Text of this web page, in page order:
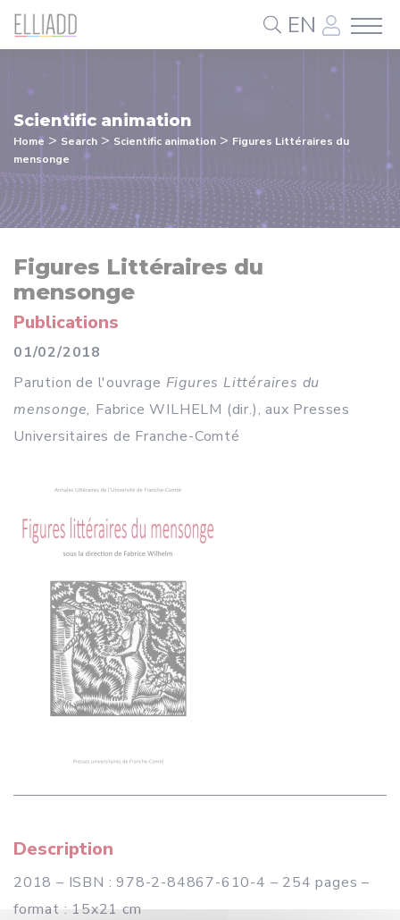
EN
Scientific animation
Home > Search > Scientific animation > Figures Littéraires du
mensonge
Figures Littéraires du
mensonge
Publications
01/02/2018
Parution de l'ouvrage Figures Littéraires du
mensonge, Fabrice WILHELM (dir.), aux Presses
Universitaires de Franche-Comté
Description
2018 – ISBN : 978-2-84867-610-4 – 254 pages –
format : 15x21 cm
Cookies management panel